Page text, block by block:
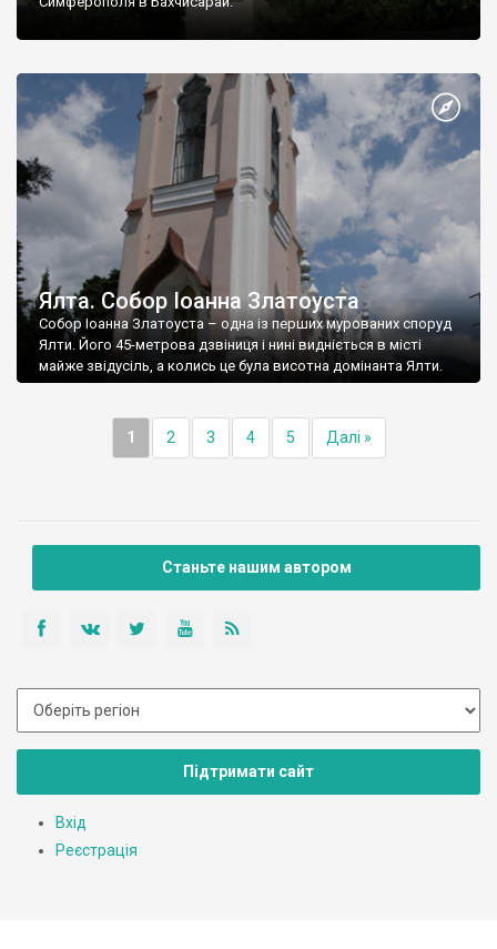
Ялта. Собор Іоанна Златоуста
Собор Іоанна Златоуста – одна із перших мурованих споруд
Ялти. Його 45-метрова дзвіниця і нині видніється в місті
майже звідусіль, а колись це була висотна домінанта Ялти.
1 2 3 4 5 Далі »
Станьте нашим автором
Підтримати сайт
Вхід
Реєстрація